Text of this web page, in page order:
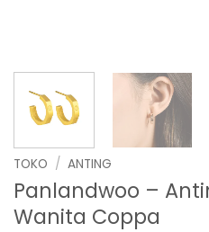
TOKO / ANTING
Panlandwoo –
Wanita Coppa